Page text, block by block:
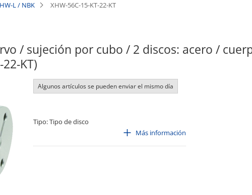
L / NBK
XHW-56C-15-KT-22-KT
/ sujeción por cubo / 2 discos: acero /
KT)
Algunos artículos se pueden enviar el mismo día
Tipo: Tipo de disco
· Material del cuerpo principal: A2017Más información